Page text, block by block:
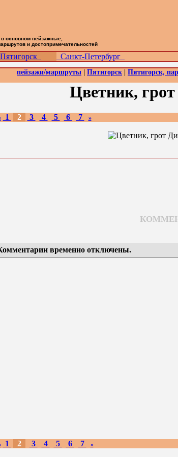
Пятигорск Санкт-Петербург
пейзажи/маршруты Пятигорск Пятигорск,
Цветник,
1 2 3 4 5 6 7 »
временно отключены.
1 2 3 4 5 6 7 »
основном пейзажные,
и достопримечательностей